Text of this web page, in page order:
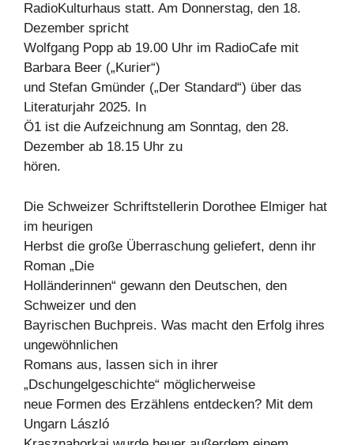
RadioKulturhaus statt. Am Donnerstag, den 18.
Dezember spricht
Wolfgang Popp ab 19.00 Uhr im RadioCafe mit
Barbara Beer („Kurier“)
und Stefan Gmünder („Der Standard“) über das
Literaturjahr 2025. In
Ö1 ist die Aufzeichnung am Sonntag, den 28.
Dezember ab 18.15 Uhr zu
hören.
Die Schweizer Schriftstellerin Dorothee Elmiger hat
im heurigen
Herbst die große Überraschung geliefert, denn ihr
Roman „Die
Holländerinnen“ gewann den Deutschen, den
Schweizer und den
Bayrischen Buchpreis. Was macht den Erfolg ihres
ungewöhnlichen
Romans aus, lassen sich in ihrer
„Dschungelgeschichte“ möglicherweise
neue Formen des Erzählens entdecken? Mit dem
Ungarn László